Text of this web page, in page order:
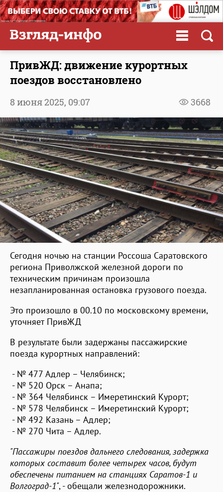
ПривЖД: движение курортных
поездов восстановлено
3668
8 июня 2025, 09:07
Сегодня ночью на станции Россоша Саратовского
региона Приволжской железной дороги по
техническим причинам произошла
незапланированная остановка грузового поезда.
Это произошло в 00.10 по московскому времени,
уточняет ПривЖД
В результате были задержаны пассажирские
поезда курортных направлений:
- № 477 Адлер – Челябинск;
- № 520 Орск – Анапа;
- № 364 Челябинск – Имеретинский Курорт;
- № 578 Челябинск – Имеретинский Курорт;
- № 492 Казань – Адлер;
- № 270 Чита – Адлер.
"Пассажиры поездов дальнего следования, задержка
которых составит более четырех часов, будут
обеспечены питанием на станциях Саратов-1 и
Волгоград-1", - обещали железнодорожники.